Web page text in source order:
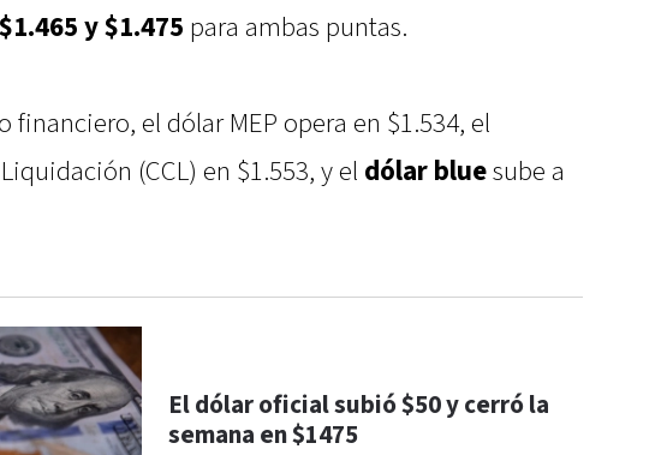
y $1.475 para ambas puntas.
financiero, el dólar MEP opera en $1.534, el
(CCL) en $1.553, y el dólar bluesube a
El dólar oficial subió $50 y cerró la
semana en $1475